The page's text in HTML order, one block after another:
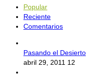
Popular
Reciente
Comentarios
Pasando el Desierto
abril 29, 2011 12